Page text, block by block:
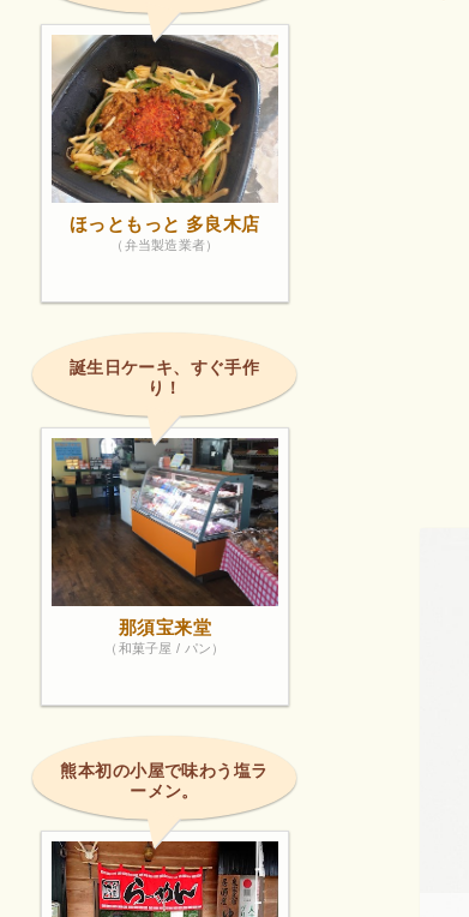
ほっともっと 多良木店
（弁当製造業者）
誕生日ケーキ、すぐ手作
り！
那須宝来堂
（和菓子屋 / パン）
熊本初の小屋で味わう塩ラ
ーメン。